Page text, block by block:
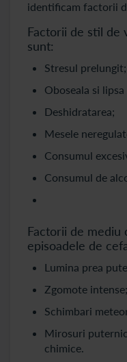
identificam factorii
Factorii de stil de
sunt:
Stresul prelungit;
Oboseala si lipsa
Deshidratarea;
Mesele
Consumul
Consumul de
Factorii de mediu
episoadele de
Lumina prea
Zgomote intense;
Schimbari
Mirosuri
chimice.